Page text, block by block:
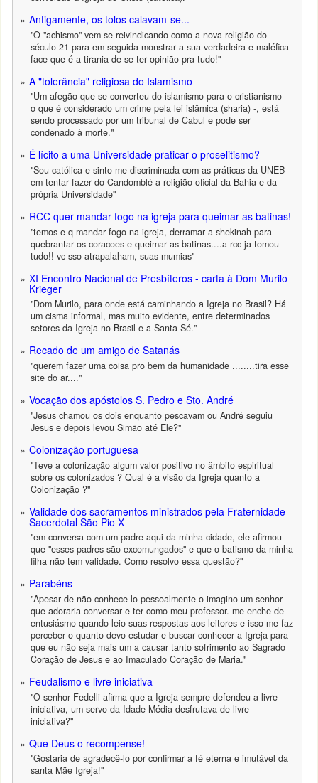
Antigamente, os tolos calavam-se...
"O "achismo" vem se reivindicando como a nova religião do
século 21 para em seguida monstrar a sua verdadeira e maléfica
face que é a tirania de se ter opinião pra tudo!"
A "tolerância" religiosa do Islamismo
"Um afegão que se converteu do islamismo para o cristianismo -
o que é considerado um crime pela lei islâmica (sharia) -, está
sendo processado por um tribunal de Cabul e pode ser
condenado à morte."
É lícito a uma Universidade praticar o proselitismo?
"Sou católica e sinto-me discriminada com as práticas da UNEB
em tentar fazer do Candomblé a religião oficial da Bahia e da
própria Universidade"
RCC quer mandar fogo na igreja para queimar as batinas!
"temos e q mandar fogo na igreja, derramar a shekinah para
quebrantar os coracoes e queimar as batinas....a rcc ja tomou
tudo!! vc sso atrapalaham, suas mumias"
XI Encontro Nacional de Presbíteros - carta à Dom Murilo
Krieger
"Dom Murilo, para onde está caminhando a Igreja no Brasil? Há
um cisma informal, mas muito evidente, entre determinados
setores da Igreja no Brasil e a Santa Sé."
Recado de um amigo de Satanás
"querem fazer uma coisa pro bem da humanidade ........tira esse
site do ar...."
Vocação dos apóstolos S. Pedro e Sto. André
"Jesus chamou os dois enquanto pescavam ou André seguiu
Jesus e depois levou Simão até Ele?"
Colonização portuguesa
"Teve a colonização algum valor positivo no âmbito espiritual
sobre os colonizados ? Qual é a visão da Igreja quanto a
Colonização ?"
Validade dos sacramentos ministrados pela Fraternidade
Sacerdotal São Pio X
"em conversa com um padre aqui da minha cidade, ele afirmou
que "esses padres são excomungados" e que o batismo da minha
filha não tem validade. Como resolvo essa questão?"
Parabéns
"Apesar de não conhece-lo pessoalmente o imagino um senhor
que adoraria conversar e ter como meu professor. me enche de
entusiásmo quando leio suas respostas aos leitores e isso me faz
perceber o quanto devo estudar e buscar conhecer a Igreja para
que eu não seja mais um a causar tanto sofrimento ao Sagrado
Coração de Jesus e ao Imaculado Coração de Maria."
Feudalismo e livre iniciativa
"O senhor Fedelli afirma que a Igreja sempre defendeu a livre
iniciativa, um servo da Idade Média desfrutava de livre
iniciativa?"
Que Deus o recompense!
"Gostaria de agradecê-lo por confirmar a fé eterna e imutável da
santa Mãe Igreja!"